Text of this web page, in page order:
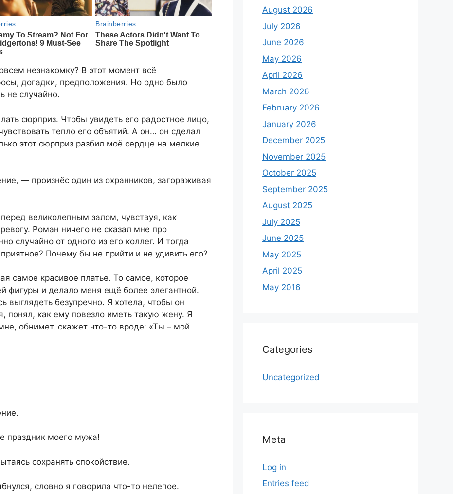
незнакомку? В этот момент всё
догадки, предположения. Но одно было
не случайно.
сюрприз. Чтобы увидеть его радостное лицо,
тепло его объятий. А он… он сделал
этот сюрприз разбил моё сердце на мелкие
— произнёс один из охранников, загораживая
великолепным залом, чувствуя, как
Роман ничего не сказал мне про
случайно от одного из его коллег. И тогда
Почему бы не прийти и не удивить его?
самое красивое платье. То самое, которое
фигуры и делало меня ещё более элегантной.
выглядеть безупречно. Я хотела, чтобы он
понял, как ему повезло иметь такую жену. Я
обнимет, скажет что-то вроде: «Ты – мой
праздник моего мужа!
сохранять спокойствие.
словно я говорила что-то нелепое.
August 2026
July 2026
June 2026
May 2026
April 2026
March 2026
February 2026
January 2026
December 2025
November 2025
October 2025
September 2025
August 2025
July 2025
June 2025
May 2025
April 2025
May 2016
Categories
Uncategorized
Meta
Log in
Entries feed